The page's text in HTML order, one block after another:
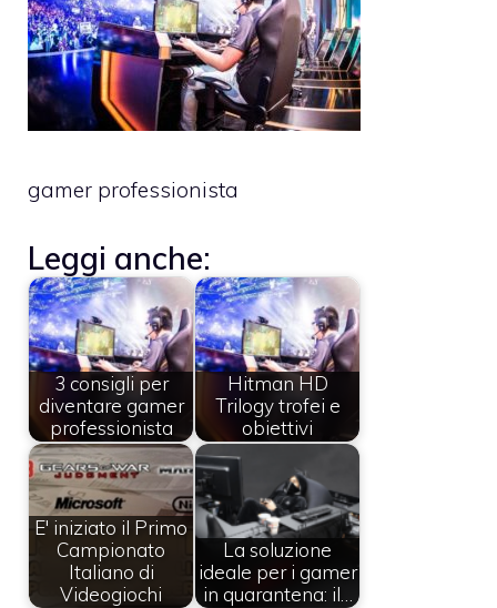
gamer professionista
Leggi anche:
3 consigli per
diventare gamer
professionista
Hitman HD
Trilogy trofei e
obiettivi
E' iniziato il Primo
Campionato
Italiano di
Videogiochi
La soluzione
ideale per i gamer
in quarantena: il…